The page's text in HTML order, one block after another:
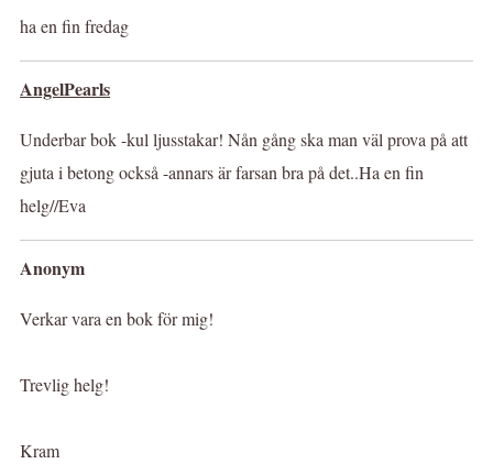
ha en fin fredag
AngelPearls
Underbar bok -kul ljusstakar! Nån gång ska man väl prova på att
gjuta i betong också -annars är farsan bra på det..Ha en fin
helg//Eva
Anonym
Verkar vara en bok för mig!
Trevlig helg!
Kram